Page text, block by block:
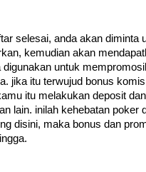
selesai, anda akan diminta
kemudian akan
digunakan untuk
jika itu terwujud bonus
itu melakukan deposit
lain. inilah kehebatan poker
disini, maka bonus dan